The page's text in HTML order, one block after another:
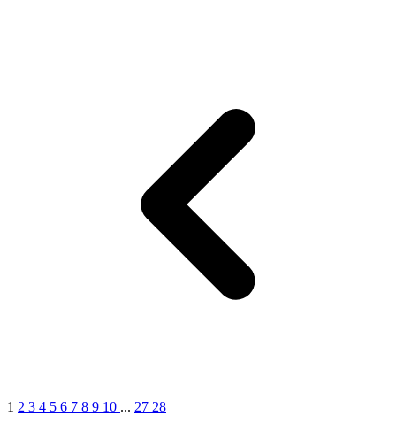
1 2 3 4 5 6 7 8 9 10 ... 27 28